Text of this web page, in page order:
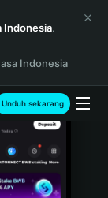
Indonesia.
Indonesia
Unduh sekarang